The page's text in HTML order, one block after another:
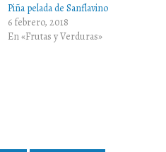
Piña pelada de Sanflavino
6 febrero, 2018
En «Frutas y Verduras»